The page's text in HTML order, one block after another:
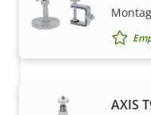
AXIS
Möchten Sie